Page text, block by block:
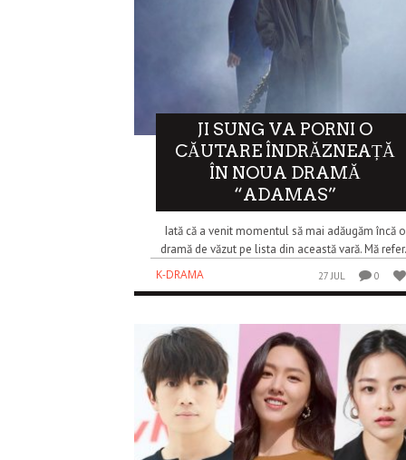
JI SUNG VA PORNI O
CĂUTARE ÎNDRĂZNEAȚĂ
ÎN NOUA DRAMĂ
“ADAMAS”
Iată că a venit momentul să mai adăugăm încă o
dramă de văzut pe lista din această vară. Mă
K-DRAMA
27 JUL 0